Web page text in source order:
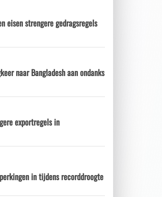
eisen strengere gedragsregels
naar Bangladesh aan ondanks
exportregels in
in tijdens recorddroogte